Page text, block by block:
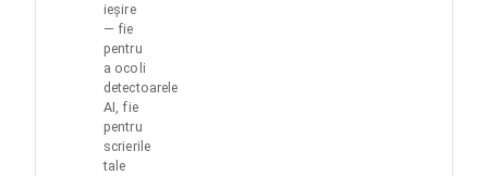
ieșire
— fie
pentru
a ocoli
detectoarele
AI, fie
pentru
scrierile
tale